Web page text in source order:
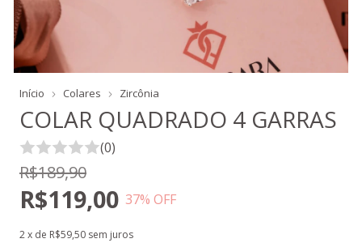
Início Colares Zircônia
COLAR QUADRADO 4 GARRAS
(0)
R$189,90
R$119,00 37% OFF
2x de R$59,50 sem juros